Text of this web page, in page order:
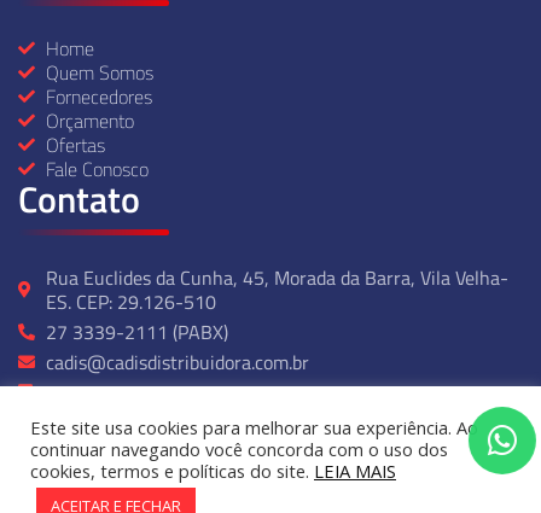
Home
Quem Somos
Fornecedores
Orçamento
Ofertas
Fale Conosco
Contato
Rua Euclides da Cunha, 45, Morada da Barra, Vila Velha-
ES. CEP: 29.126-510
27 3339-2111 (PABX)
cadis@cadisdistribuidora.com.br
27 99237-2314
Seg - Sexta: 07:00 ás 17:00
© Cadis Distribuidora – Copyright 2024. Todos os direitos reservados
Este site usa cookies para melhorar sua experiência. Ao
continuar navegando você concorda com o uso dos
cookies, termos e políticas do site. LEIA MAIS
ACEITAR E FECHAR